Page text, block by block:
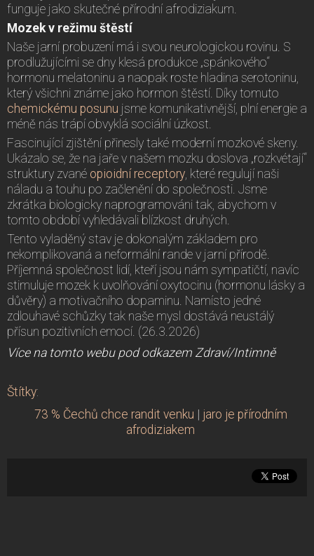
funguje jako skutečné přírodní afrodiziakum.
Mozek v režimu štěstí
Naše jarní probuzení má i svou neurologickou rovinu. S
prodlužujícími se dny klesá produkce „spánkového“
hormonu melatoninu a naopak roste hladina serotoninu,
který všichni známe jako hormon štěstí. Díky tomuto
chemickému posunu jsme komunikativnější, plní energie a
méně nás trápí obvyklá sociální úzkost.
Fascinující zjištění přinesly také moderní mozkové skeny.
Ukázalo se, že na jaře v našem mozku doslova „rozkvétají“
struktury zvané opioidní receptory , které regulují naši
náladu a touhu po začlenění do společnosti. Jsme
zkrátka biologicky naprogramováni tak, abychom v
tomto období vyhledávali blízkost druhých.
Tento vyladěný stav je dokonalým základem pro
nekomplikovaná a neformální rande v jarní přírodě.
Příjemná společnost lidí, kteří jsou nám sympatičtí, navíc
stimuluje mozek k uvolňování oxytocinu (hormonu lásky a
důvěry) a motivačního dopaminu. Namísto jedné
zdlouhavé schůzky tak naše mysl dostává neustálý
přísun pozitivních emocí. (26.3.2026)
Více na tomto webu pod odkazem Zdraví/Intimně
Štítky:
73 % Čechů chce randit venku | jaro je přírodním
afrodiziakem